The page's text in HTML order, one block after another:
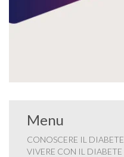
Menu
CONOSCERE IL DIABETE
VIVERE CON IL DIABETE